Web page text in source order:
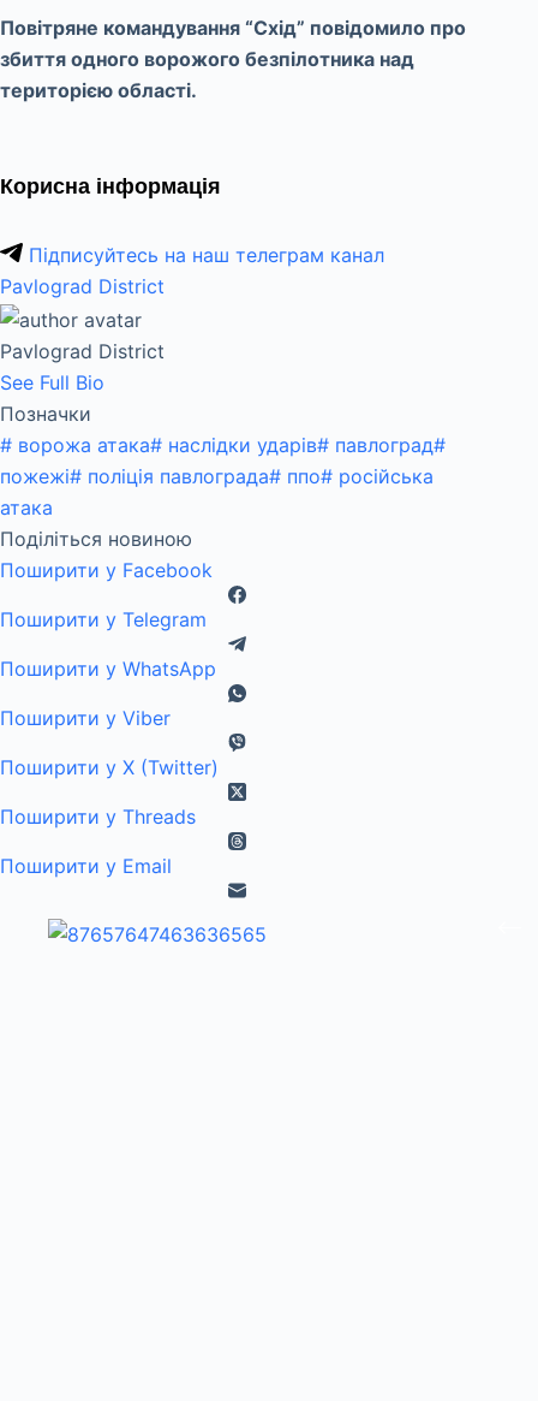
Повітряне командування “Схід” повідомило про
збиття одного ворожого безпілотника над
територією області.
Корисна інформація
Підписуйтесь на наш телеграм канал
Pavlograd District
Pavlograd District
See Full Bio
Позначки
# ворожа атака# наслідки ударів# павлоград#
пожежі# поліція павлограда# ппо# російська
атака
Поділіться новиною
Поширити у Facebook
Поширити у Telegram
Поширити у WhatsApp
Поширити у Viber
Поширити у X (Twitter)
Поширити у Threads
Поширити у Email